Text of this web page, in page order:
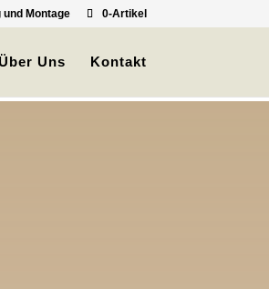
Montage 0-Artikel
Über Uns Kontakt